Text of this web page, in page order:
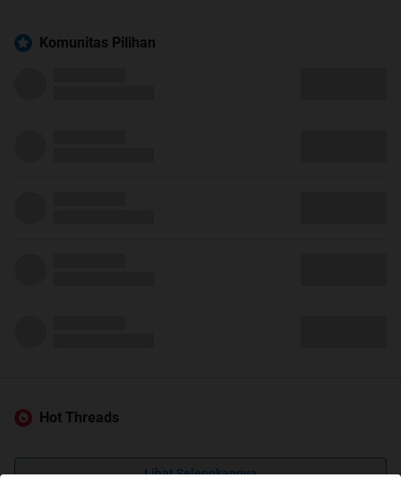
Komunitas Pilihan
Hot Threads
Lihat Selengkapnya